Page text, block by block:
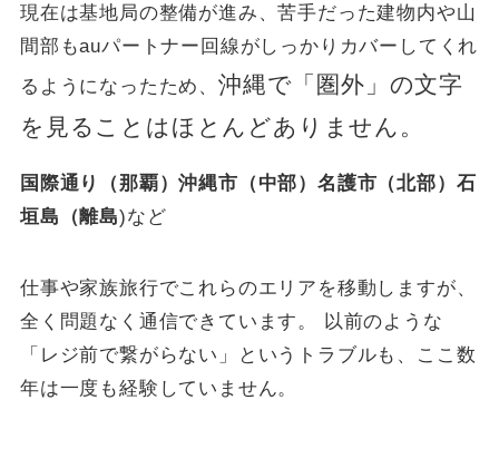
現在は基地局の整備が進み、苦手だった建物内や山
間部もauパートナー回線がしっかりカバーしてくれ
るようになったため、 沖縄で「圏外」の文字
を見ることはほとんどありません。
国際通り（那覇）沖縄市（中部）名護市（北部）石
垣島（離島)など
仕事や家族旅行でこれらのエリアを移動しますが、
全く問題なく通信できています。 以前のような
「レジ前で繋がらない」というトラブルも、ここ数
年は一度も経験していません。